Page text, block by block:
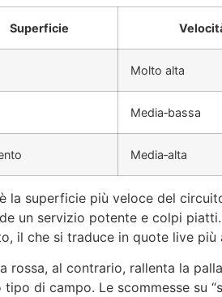
Superficie
Molto alta
Media‑bassa
Media‑alta
è la superficie più veloce del
un servizio potente e colpi
il che si traduce in quote live
rossa, al contrario, rallenta la
tipo di campo. Le scommesse su